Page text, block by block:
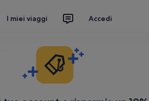
I miei viaggi Accedi